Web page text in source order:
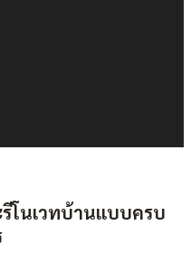
โนเวทบ้านแบบครบ